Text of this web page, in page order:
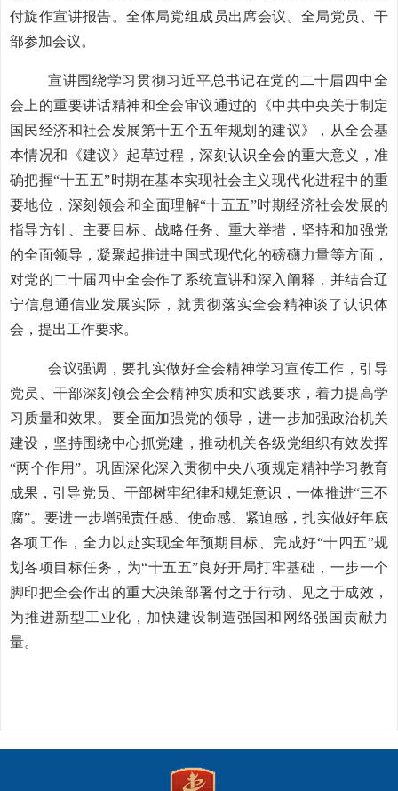
付旋作宣讲报告。全体局党组成员出席会议。全局党员、干
部参加会议。
宣讲围绕学习贯彻习近平总书记在党的二十届四中全
会上的重要讲话精神和全会审议通过的《中共中央关于制定
国民经济和社会发展第十五个五年规划的建议》，从全会基
本情况和《建议》起草过程，深刻认识全会的重大意义，准
确把握“十五五”时期在基本实现社会主义现代化进程中的重
要地位，深刻领会和全面理解“十五五”时期经济社会发展的
指导方针、主要目标、战略任务、重大举措，坚持和加强党
的全面领导，凝聚起推进中国式现代化的磅礴力量等方面，
对党的二十届四中全会作了系统宣讲和深入阐释，并结合辽
宁信息通信业发展实际，就贯彻落实全会精神谈了认识体
会，提出工作要求。
会议强调，要扎实做好全会精神学习宣传工作，引导
党员、干部深刻领会全会精神实质和实践要求，着力提高学
习质量和效果。要全面加强党的领导，进一步加强政治机关
建设，坚持围绕中心抓党建，推动机关各级党组织有效发挥
“两个作用”。巩固深化深入贯彻中央八项规定精神学习教育
成果，引导党员、干部树牢纪律和规矩意识，一体推进“三不
腐”。要进一步增强责任感、使命感、紧迫感，扎实做好年底
各项工作，全力以赴实现全年预期目标、完成好“十四五”规
划各项目标任务，为“十五五”良好开局打牢基础，一步一个
脚印把全会作出的重大决策部署付之于行动、见之于成效，
为推进新型工业化，加快建设制造强国和网络强国贡献力
量。